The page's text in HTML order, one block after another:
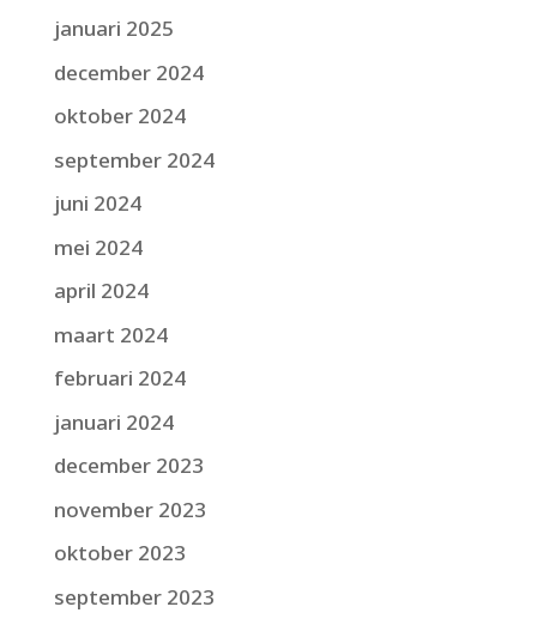
januari 2025
december 2024
oktober 2024
september 2024
juni 2024
mei 2024
april 2024
maart 2024
februari 2024
januari 2024
december 2023
november 2023
oktober 2023
september 2023